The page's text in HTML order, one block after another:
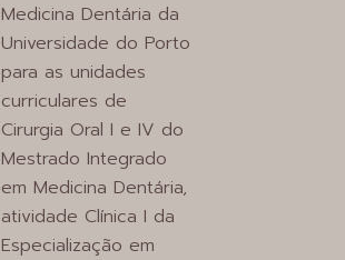
Medicina Dentária da
Universidade do Porto
para as unidades
curriculares de
Cirurgia Oral I e IV do
Mestrado Integrado
em Medicina Dentária,
atividade Clínica I da
Especialização em